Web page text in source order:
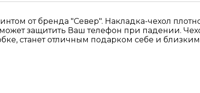
от бренда "Север". Накладка-чехол
защитить Ваш телефон при падении.
станет отличным подарком себе и